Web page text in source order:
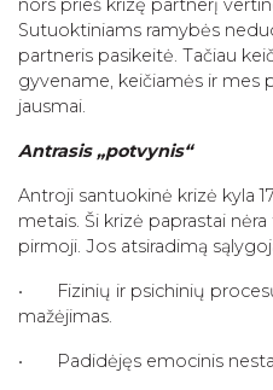
nors prieš krizę partnerį
Sutuoktiniams ramybės
partneris pasikeitė. Tačiau
gyvename, keičiamės ir mes
jausmai.
Antrasis „potvynis“
Antroji santuokinė krizė kyla
metais. Ši krizė paprastai
pirmoji. Jos atsiradimą
• Fizinių ir psichinių
mažėjimas.
• Padidėjęs emocinis